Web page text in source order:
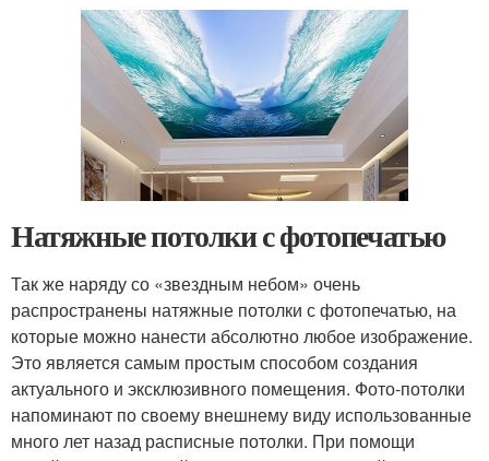
Натяжные потолки с фотопечатью
Так же наряду со «звездным небом» очень
распространены натяжные потолки с фотопечатью, на
которые можно нанести абсолютно любое изображение.
Это является самым простым способом создания
актуального и эксклюзивного помещения. Фото-потолки
напоминают по своему внешнему виду использованные
много лет назад расписные потолки. При помощи